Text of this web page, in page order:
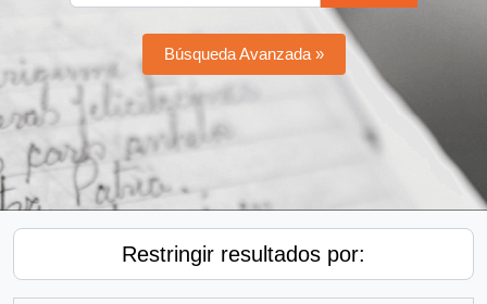
Búsqueda Avanzada »
Restringir resultados por: